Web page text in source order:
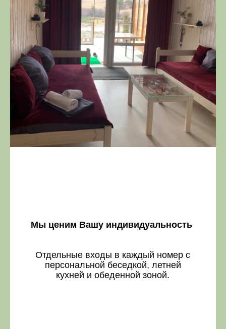
Мы ценим Вашу индивидуальность
Отдельные входы в каждый номер с
персональной беседкой, летней
кухней и обеденной зоной.